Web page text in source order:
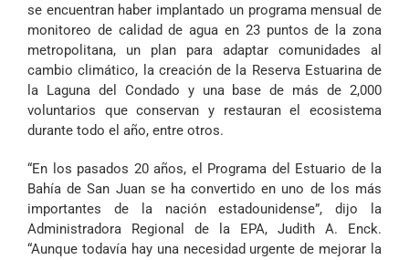
se encuentran haber implantado un programa mensual de
monitoreo de calidad de agua en 23 puntos de la zona
metropolitana, un plan para adaptar comunidades al
cambio climático, la creación de la Reserva Estuarina de
la Laguna del Condado y una base de más de 2,000
voluntarios que conservan y restauran el ecosistema
durante todo el año, entre otros.
“En los pasados 20 años, el Programa del Estuario de la
Bahía de San Juan se ha convertido en uno de los más
importantes de la nación estadounidense”, dijo la
Administradora Regional de la EPA, Judith A. Enck.
“Aunque todavía hay una necesidad urgente de mejorar la